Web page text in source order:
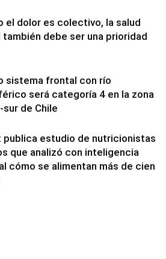
el dolor es colectivo, la salud
también debe ser una prioridad
sistema frontal con río
será categoría 4 en la zona
de Chile
publica estudio de nutricionistas
que analizó con inteligencia
cómo se alimentan más de cien